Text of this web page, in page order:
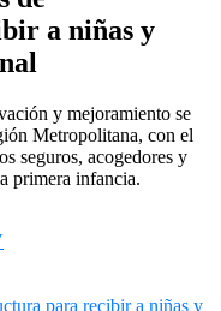
a niñas y
y mejoramiento se
Metropolitana, con el
seguros, acogedores y
primera infancia.